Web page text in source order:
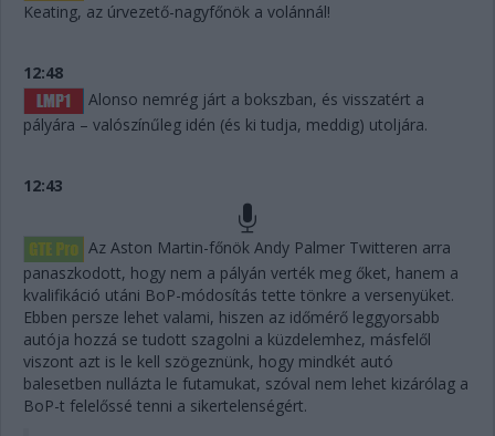
Keating, az úrvezető-nagyfőnök a volánnál!
12:48
Alonso nemrég járt a bokszban, és visszatért a
pályára – valószínűleg idén (és ki tudja, meddig) utoljára.
12:43
Az Aston Martin-főnök Andy Palmer Twitteren arra
panaszkodott, hogy nem a pályán verték meg őket, hanem a
kvalifikáció utáni BoP-módosítás tette tönkre a versenyüket.
Ebben persze lehet valami, hiszen az időmérő leggyorsabb
autója hozzá se tudott szagolni a küzdelemhez, másfelől
viszont azt is le kell szögeznünk, hogy mindkét autó
balesetben nullázta le futamukat, szóval nem lehet kizárólag a
BoP-t felelőssé tenni a sikertelenségért.